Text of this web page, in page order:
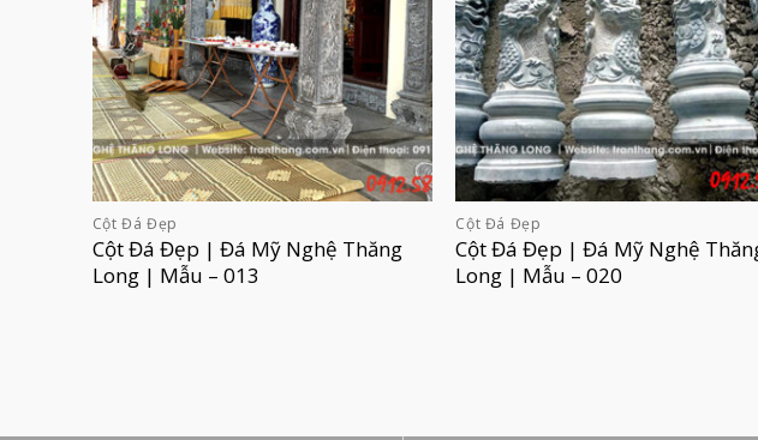
Cột Đá Đẹp
Cột Đá Đẹp | Đá Mỹ Nghệ Thăng
Long | Mẫu – 013
Cột Đá Đẹp
Cột Đá Đẹp | Đá Mỹ Nghệ
Long | Mẫu – 020